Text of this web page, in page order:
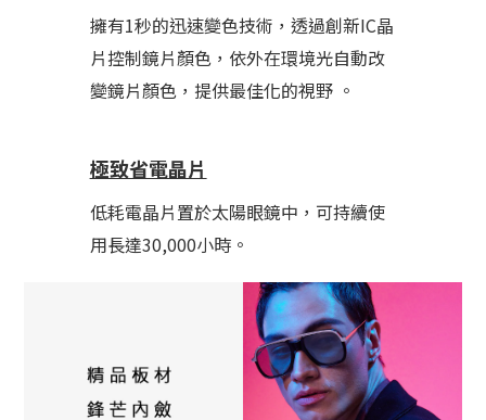
擁有1秒的迅速變色技術，透過創新IC晶
片控制鏡片顏色，依外在環境光自動改
變鏡片顏色，提供最佳化的視野 。
極致省電晶片
低耗電晶片置於太陽眼鏡中，可持續使
用長達30,000小時。